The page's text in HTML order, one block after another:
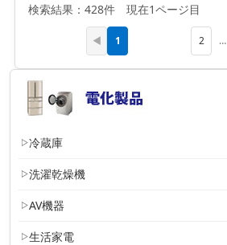
冷蔵庫
洗濯乾燥機
AV機器
生活家電
検索結果：428件 現在1ページ目
◀ 1 2 …